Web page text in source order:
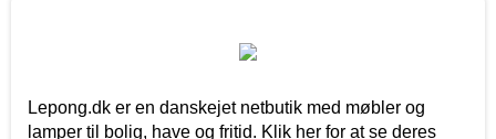
Lepong.dk er en danskejet netbutik med møbler og
lamper til bolig, have og fritid. Klik her for at se deres